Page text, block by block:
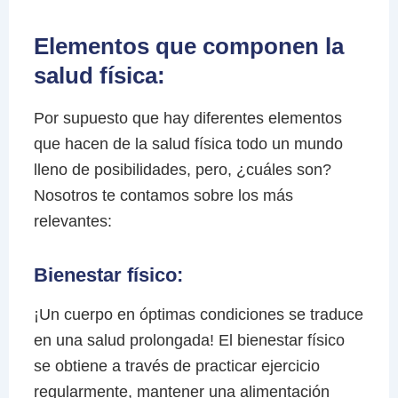
Elementos que componen la
salud física:
Por supuesto que hay diferentes elementos
que hacen de la salud física todo un mundo
lleno de posibilidades, pero, ¿cuáles son?
Nosotros te contamos sobre los más
relevantes:
Bienestar físico:
¡Un cuerpo en óptimas condiciones se traduce
en una salud prolongada! El bienestar físico
se obtiene a través de practicar ejercicio
regularmente, mantener una alimentación